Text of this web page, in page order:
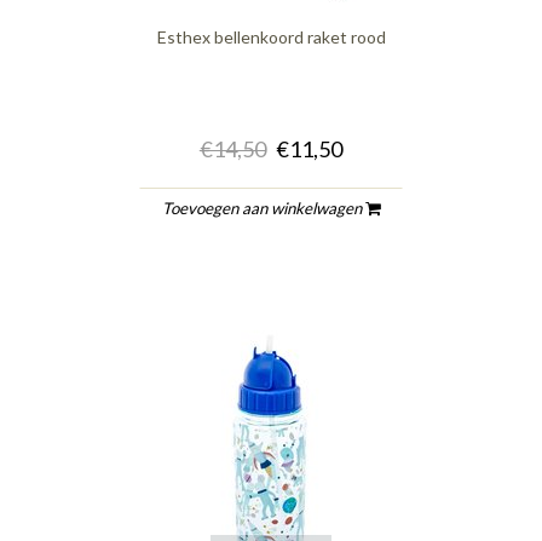
Esthex bellenkoord raket rood
€14,50 €11,50
Toevoegen aan winkelwagen